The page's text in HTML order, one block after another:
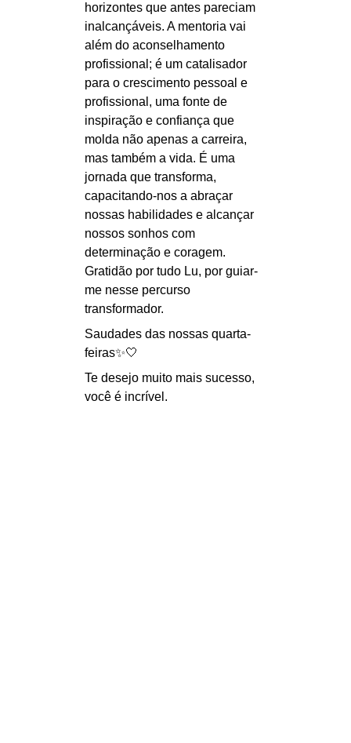
horizontes que antes pareciam
inalcançáveis. A mentoria vai
além do aconselhamento
profissional; é um catalisador
para o crescimento pessoal e
profissional, uma fonte de
inspiração e confiança que
molda não apenas a carreira,
mas também a vida. É uma
jornada que transforma,
capacitando-nos a abraçar
nossas habilidades e alcançar
nossos sonhos com
determinação e coragem.
Gratidão por tudo Lu, por guiar-
me nesse percurso
transformador.
Saudades das nossas quarta-
feiras✨🤍
Te desejo muito mais sucesso,
você é incrível.